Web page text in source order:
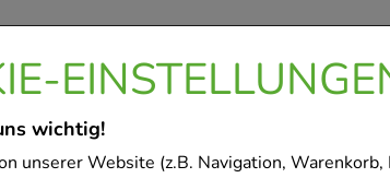
wichtig!
unserer Website (z.B. Navigation, Warenkorb,